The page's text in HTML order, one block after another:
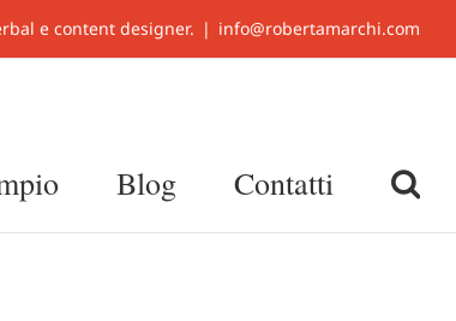
e content designer. | info@robertamarchi.com
Blog Contatti